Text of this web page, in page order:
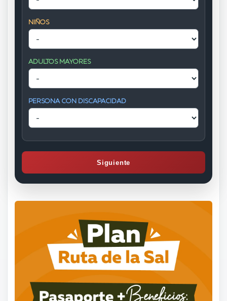
NIÑOS
ADULTOS MAYORES
PERSONA CON DISCAPACIDAD
Siguiente